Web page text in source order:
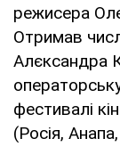
режисера
Отримав
Алєксандра
фестивалі
(Росія,